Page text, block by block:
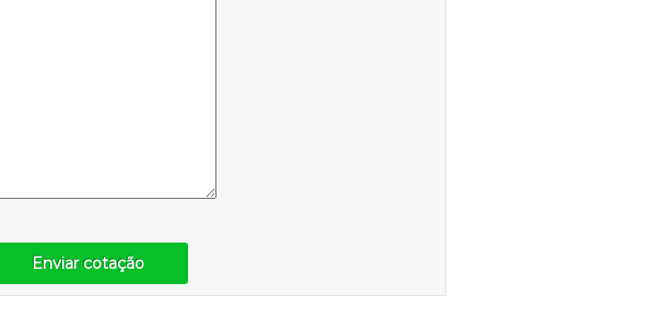
Enviar cotação